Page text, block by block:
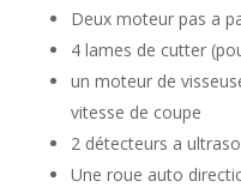
Deux moteur pas a
4 lames de cutter
un moteur de
vitesse de coupe
2 détecteurs a
Une roue auto